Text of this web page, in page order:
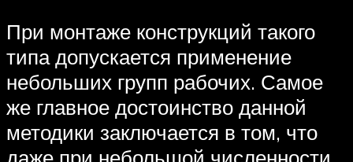
При монтаже конструкций такого
типа допускается применение
небольших групп рабочих. Самое
же главное достоинство данной
методики заключается в том, что